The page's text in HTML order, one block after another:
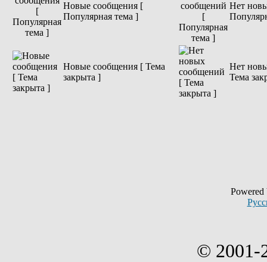
Новые сообщения [
Популярная тема ]
Нет
Новые сообщения [ Тема
закрыта ]
Нет
Тема
© 2001-